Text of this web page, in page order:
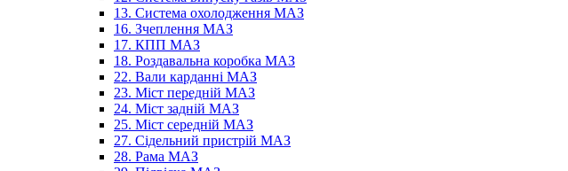
13. Система охолодження МАЗ
16. Зчеплення МАЗ
17. КПП МАЗ
18. Роздавальна коробка МАЗ
22. Вали карданні МАЗ
23. Міст передній МАЗ
24. Міст задній МАЗ
25. Міст середній МАЗ
27. Сідельний пристрій МАЗ
28. Рама МАЗ